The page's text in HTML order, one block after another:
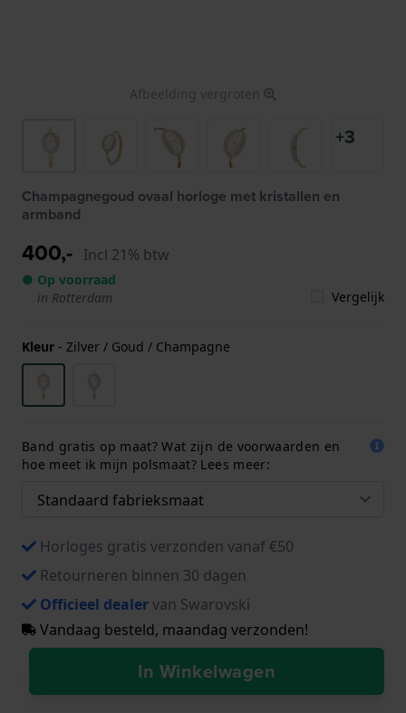
Afbeelding vergroten
+3
Champagnegoud ovaal horloge met kristallen en
armband
400,- Incl 21% btw
● Op voorraad
in Rotterdam
Vergelijk
Kleur - Zilver / Goud / Champagne
Band gratis op maat? Wat zijn de voorwaarden en
hoe meet ik mijn polsmaat? Lees meer:
Horloges gratis verzonden vanaf €50
Retourneren binnen 30 dagen
Officieel dealervan Swarovski
Vandaag besteld, maandag verzonden!
In Winkelwagen